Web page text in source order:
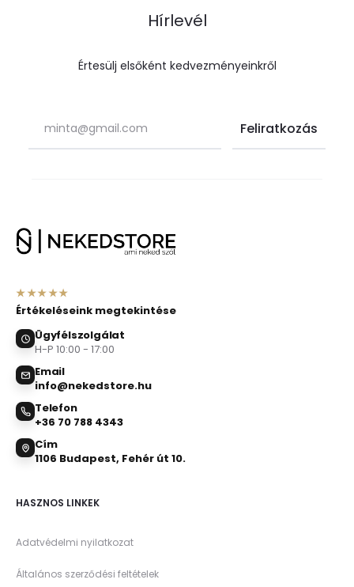
Hírlevél
Értesülj elsőként kedvezményeinkről
★★★★★
Értékeléseink megtekintése
Ügyfélszolgálat
H-P 10:00 - 17:00
Email
info@nekedstore.hu
Telefon
+36 70 788 4343
Cím
1106 Budapest, Fehér út 10.
HASZNOS LINKEK
Adatvédelmi nyilatkozat
Általános szerződési feltételek